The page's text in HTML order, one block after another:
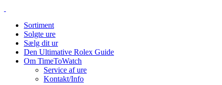
Sortiment
Solgte ure
Sælg dit ur
Den Ultimative Rolex Guide
Om TimeToWatch
Service af ure
Kontakt/Info